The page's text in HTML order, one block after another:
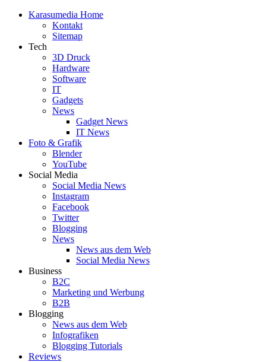
Skip
Karasumedia Home
Kontakt
Sitemap
Tech
3D Druck
Hardware
Software
IT
Gadgets
News
Gadget News
IT News
Foto & Grafik
Blender
YouTube
Social Media
Social Media News
Instagram
Facebook
Twitter
Blogging
News
News aus dem Web
Social Media News
Business
B2C
Marketing und Werbung
B2B
Blogging
News aus dem Web
Infografiken
Blogging Tutorials
Reviews